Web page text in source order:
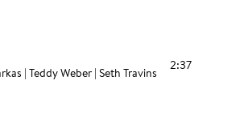
| Teddy Weber | Seth Travins 2:37